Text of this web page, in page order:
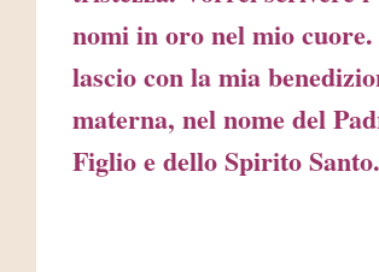
nomi in oro nel mio
lascio con la mia
materna, nel nome del
Figlio e dello Spirito